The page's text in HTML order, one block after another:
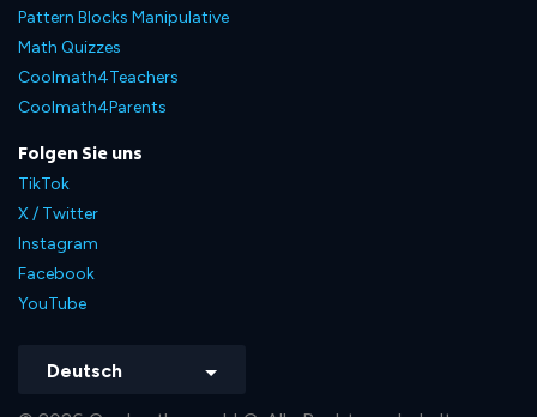
Pattern Blocks Manipulative
Math Quizzes
Coolmath4Teachers
Coolmath4Parents
Folgen Sie uns
TikTok
X / Twitter
Instagram
Facebook
YouTube
Deutsch